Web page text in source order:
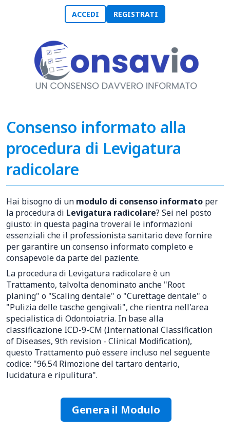
ACCEDI REGISTRATI
Consenso informato alla
procedura di Levigatura
radicolare
Hai bisogno di un modulo di consenso informato per
la procedura di Levigatura radicolare? Sei nel posto
giusto: in questa pagina troverai le informazioni
essenziali che il professionista sanitario deve fornire
per garantire un consenso informato completo e
consapevole da parte del paziente.
La procedura di Levigatura radicolare è un
Trattamento, talvolta denominato anche "Root
planing" o "Scaling dentale" o "Curettage dentale" o
"Pulizia delle tasche gengivali", che rientra nell'area
specialistica di Odontoiatria. In base alla
classificazione ICD-9-CM (International Classification
of Diseases, 9th revision - Clinical Modification),
questo Trattamento può essere incluso nel seguente
codice: "96.54 Rimozione del tartaro dentario,
lucidatura e ripulitura".
Genera il Modulo